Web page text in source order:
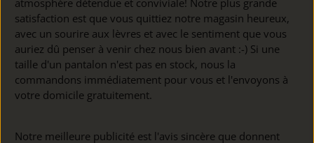
satisfaction est que vous quittiez notre magasin heureux,
avec un sourire aux lèvres et avec le sentiment que vous
auriez dû penser à venir chez nous bien avant :-) Si une
taille d'un pantalon n'est pas en stock, nous la
commandons immédiatement pour vous et l'envoyons à
votre domicile gratuitement.
Notre meilleure publicité est l'avis sincère que donnent